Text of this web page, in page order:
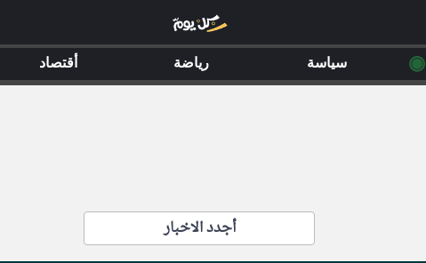
أجدد الاخبار
◉ سياسة رياضة أقتصاد